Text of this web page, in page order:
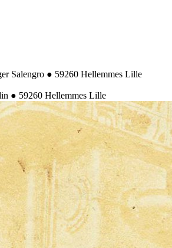
Salengro ● 59260 Hellemmes Lille
● 59260 Hellemmes Lille